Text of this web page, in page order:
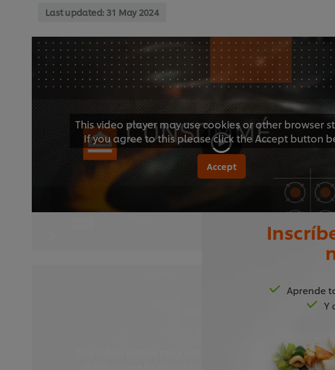
Last updated: 31 May 2024
This video player may use cookies or other browser
If you agree to this please click the Accept button
Accept
This video player may use cookies or other browser
If you agree to this please click the Accept button
Aprende
Y